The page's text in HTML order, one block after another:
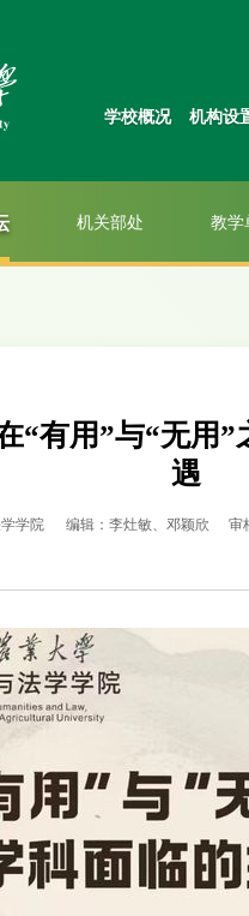
学校概况 机构设
机关部处 教学
“有用”与“无用
遇
学院 编辑：李灶敏、邓颖欣 审